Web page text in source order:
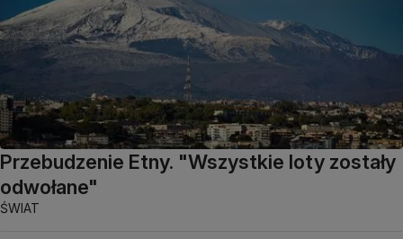
Przebudzenie Etny. "Wszystkie loty zostały
odwołane"
ŚWIAT